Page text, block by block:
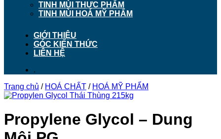
TINH MÙI THỰC PHẨM
TINH MÙI HOÁ MỸ PHẨM
GIỚI THIỆU
GÓC KIẾN THỨC
LIÊN HỆ
.
Trang chủ / HOÁ CHẤT / HOÁ MỸ PHẨM
Propylene Glycol – Dung